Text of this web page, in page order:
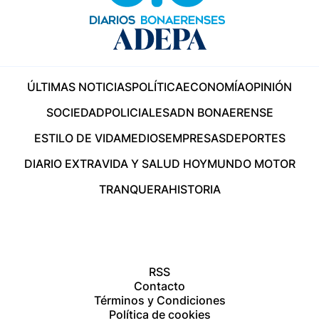
ÚLTIMAS NOTICIASPOLÍTICAECONOMÍAOPINIÓN
SOCIEDADPOLICIALESADN BONAERENSE
ESTILO DE VIDAMEDIOSEMPRESASDEPORTES
DIARIO EXTRAVIDA Y SALUD HOYMUNDO MOTOR
TRANQUERAHISTORIA
RSS
Contacto
Términos y Condiciones
Política de cookies